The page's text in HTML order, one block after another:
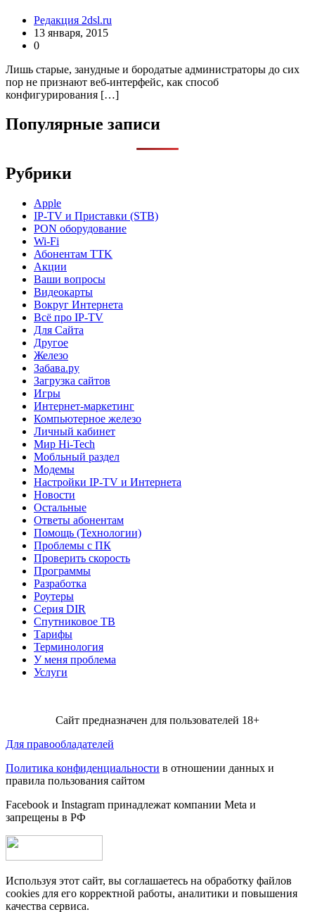
Редакция 2dsl.ru
13 января, 2015
0
Лишь старые, занудные и бородатые администраторы до сих
пор не признают веб-интерфейс, как способ
конфигурирования […]
Популярные записи
Рубрики
Apple
IP-TV и Приставки (STB)
PON оборудование
Wi-Fi
Абонентам TTK
Акции
Ваши вопросы
Видеокарты
Вокруг Интернета
Всё про IP-TV
Для Сайта
Другое
Железо
Забава.ру
Загрузка сайтов
Игры
Интернет-маркетинг
Компьютерное железо
Личный кабинет
Мир Hi-Tech
Мобльный раздел
Модемы
Настройки IP-TV и Интернета
Новости
Остальные
Ответы абонентам
Помощь (Технологии)
Проблемы с ПК
Проверить скорость
Программы
Разработка
Роутеры
Серия DIR
Спутниковое ТВ
Тарифы
Терминология
У меня проблема
Услуги
Сайт предназначен для пользователей 18+
Для правообладателей
Политика конфиденциальности в отношении данных и
правила пользования сайтом
Facebook и Instagram принадлежат компании Metа и
запрещены в РФ
Используя этот сайт, вы соглашаетесь на обработку файлов
cookies для его корректной работы, аналитики и повышения
качества сервиса.